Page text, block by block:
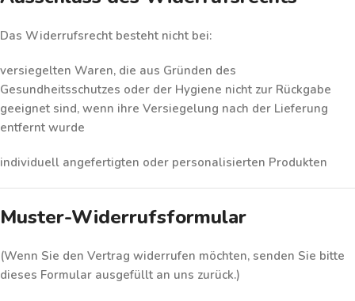
Das Widerrufsrecht besteht nicht bei:
versiegelten Waren, die aus Gründen des
Gesundheitsschutzes oder der Hygiene nicht zur Rückgabe
geeignet sind, wenn ihre Versiegelung nach der Lieferung
entfernt wurde
individuell angefertigten oder personalisierten Produkten
Muster-Widerrufsformular
(Wenn Sie den Vertrag widerrufen möchten, senden Sie bitte
dieses Formular ausgefüllt an uns zurück.)